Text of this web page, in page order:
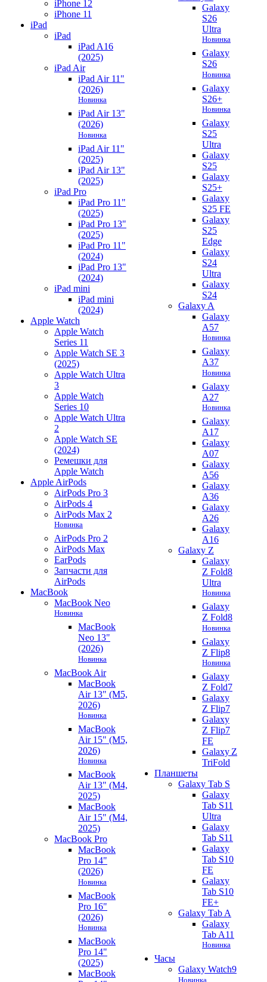
iPhone 12
iPhone 11
iPad
iPad
iPad A16
(2025)
iPad Air
iPad Air 11"
(2026)
Новинка
iPad Air 13"
(2026)
Новинка
iPad Air 11"
(2025)
iPad Air 13"
(2025)
iPad Pro
iPad Pro 11"
(2025)
iPad Pro 13"
(2025)
iPad Pro 11"
(2024)
iPad Pro 13"
(2024)
iPad mini
iPad mini
(2024)
Apple Watch
Apple Watch
Series 11
Apple Watch SE 3
(2025)
Apple Watch Ultra
3
Apple Watch
Series 10
Apple Watch Ultra
2
Apple Watch SE
(2024)
Ремешки для
Apple Watch
Apple AirPods
AirPods Pro 3
AirPods 4
AirPods Max 2
Новинка
AirPods Pro 2
AirPods Max
EarPods
Запчасти для
AirPods
MacBook
MacBook Neo
Новинка
MacBook
Neo 13"
(2026)
Новинка
MacBook Air
MacBook
Air 13" (M5,
2026)
Новинка
MacBook
Air 15" (M5,
2026)
Новинка
MacBook
Air 13" (M4,
2025)
MacBook
Air 15" (M4,
2025)
MacBook Pro
MacBook
Pro 14"
(2026)
Новинка
MacBook
Pro 16"
(2026)
Новинка
MacBook
Pro 14"
(2025)
MacBook
Galaxy
S26
Ultra
Новинка
Galaxy
S26
Новинка
Galaxy
S26+
Новинка
Galaxy
S25
Ultra
Galaxy
S25
Galaxy
S25+
Galaxy
S25 FE
Galaxy
S25
Edge
Galaxy
S24
Ultra
Galaxy
S24
Galaxy A
Galaxy
A57
Новинка
Galaxy
A37
Новинка
Galaxy
A27
Новинка
Galaxy
A17
Galaxy
A07
Galaxy
A56
Galaxy
A36
Galaxy
A26
Galaxy
A16
Galaxy Z
Galaxy
Z Fold8
Ultra
Новинка
Galaxy
Z Fold8
Новинка
Galaxy
Z Flip8
Новинка
Galaxy
Z Fold7
Galaxy
Z Flip7
Galaxy
Z Flip7
FE
Galaxy Z
TriFold
Планшеты
Galaxy Tab S
Galaxy
Tab S11
Ultra
Galaxy
Tab S11
Galaxy
Tab S10
FE
Galaxy
Tab S10
FE+
Galaxy Tab A
Galaxy
Tab A11
Новинка
Часы
Galaxy Watch9
Новинка